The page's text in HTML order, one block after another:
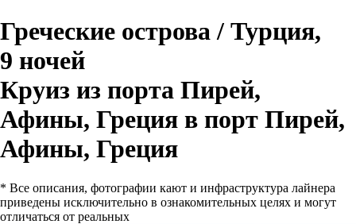
Греческие острова / Турция,
9 ночей
Круиз из порта Пирей,
Афины, Греция в порт Пирей,
Афины, Греция
* Все описания, фотографии кают и инфраструктура лайнера
приведены исключительно в ознакомительных целях и могут
отличаться от реальных